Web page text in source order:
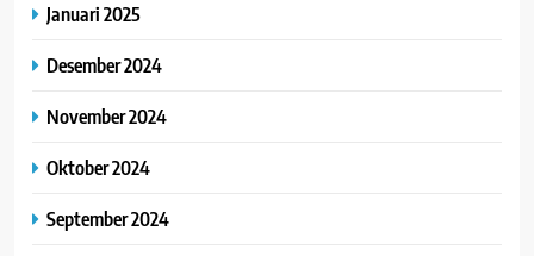
Januari 2025
Desember 2024
November 2024
Oktober 2024
September 2024